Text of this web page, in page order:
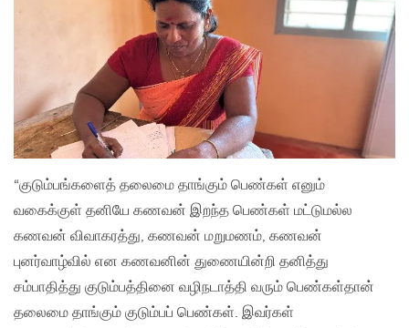
“குடும்பங்களைத் தலைமை தாங்கும் பெண்கள் எனும்
வகைக்குள் தனியே கணவன் இறந்த பெண்கள் மட்டுமல்ல
கணவன் விவாகரத்து, கணவன் மறுமணம், கணவன்
புனர்வாழ்வில் என கணவனின் துணையின்றி தனித்து
சம்பாதித்து குடும்பத்தினை வழிநடாத்தி வரும் பெண்கள்தான்
தலைமை தாங்கும் குடும்பப் பெண்கள். இவர்கள்